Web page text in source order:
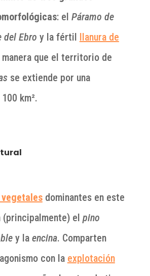
: el Páramo de
del Ebro y la fértil
llanura de
manera que el territorio de
se extiende por una
km².
dominantes en este
el pino
y laencina. Comparten
con la explotación